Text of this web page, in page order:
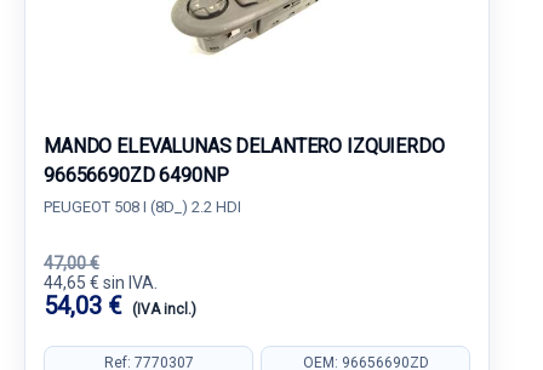
MANDO ELEVALUNAS DELANTERO IZQUIERDO
96656690ZD 6490NP
PEUGEOT 508 I (8D_) 2.2 HDI
47,00 €
44,65 € sin IVA.
54,03 € (IVA incl.)
Ref: 7770307 OEM: 96656690ZD